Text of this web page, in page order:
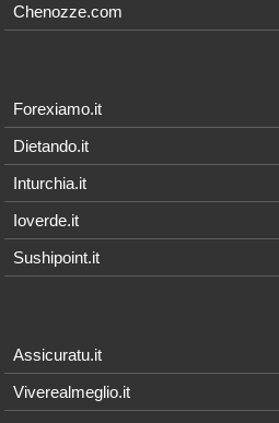
Chenozze.com
Forexiamo.it
Dietando.it
Inturchia.it
Ioverde.it
Sushipoint.it
Assicuratu.it
Viverealmeglio.it